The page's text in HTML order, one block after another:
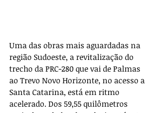
Uma das obras mais aguardadas na
região Sudoeste, a revitalização do
trecho da PRC-280 que vai de Palmas
ao Trevo Novo Horizonte, no acesso a
Santa Catarina, está em ritmo
acelerado. Dos 59,55 quilômetros